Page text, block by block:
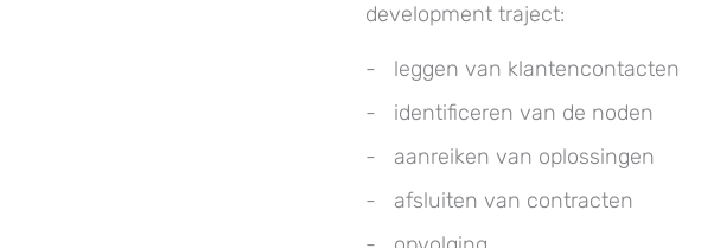
development traject:
leggen van klantencontacten
identificeren van de noden
aanreiken van oplossingen
afsluiten van contracten